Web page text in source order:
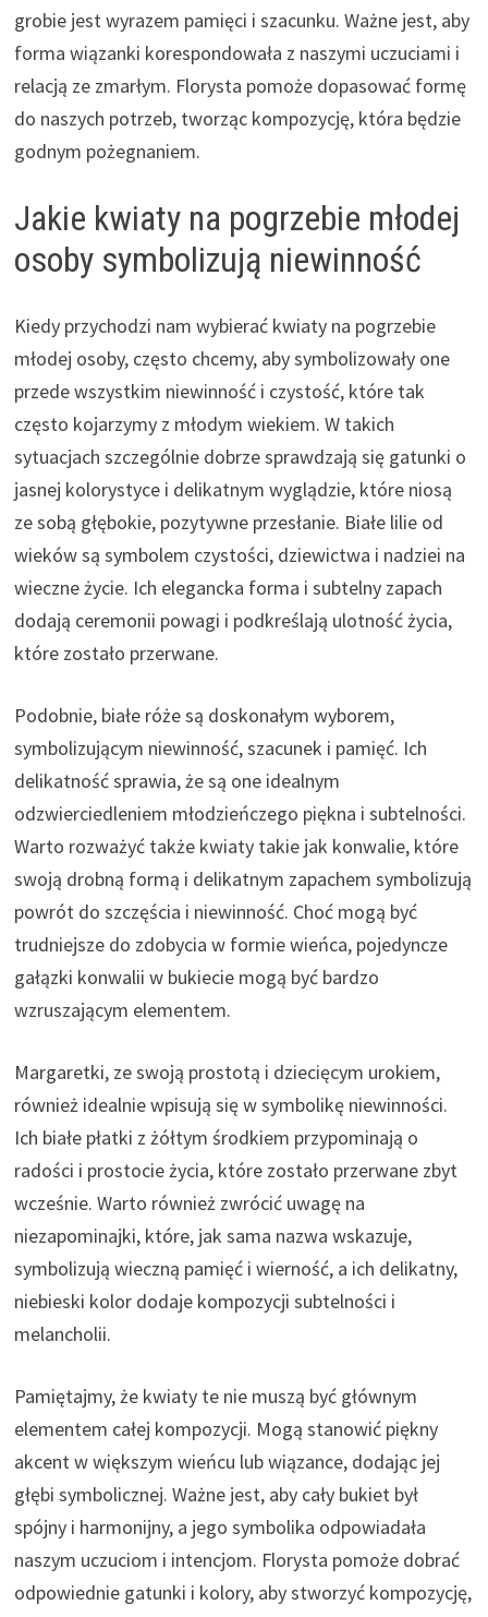
grobie jest wyrazem pamięci i szacunku. Ważne jest, aby
forma wiązanki korespondowała z naszymi uczuciami i
relacją ze zmarłym. Florysta pomoże dopasować formę
do naszych potrzeb, tworząc kompozycję, która będzie
godnym pożegnaniem.
Jakie kwiaty na pogrzebie młodej
osoby symbolizują niewinność
Kiedy przychodzi nam wybierać kwiaty na pogrzebie
młodej osoby, często chcemy, aby symbolizowały one
przede wszystkim niewinność i czystość, które tak
często kojarzymy z młodym wiekiem. W takich
sytuacjach szczególnie dobrze sprawdzają się gatunki o
jasnej kolorystyce i delikatnym wyglądzie, które niosą
ze sobą głębokie, pozytywne przesłanie. Białe lilie od
wieków są symbolem czystości, dziewictwa i nadziei na
wieczne życie. Ich elegancka forma i subtelny zapach
dodają ceremonii powagi i podkreślają ulotność życia,
które zostało przerwane.
Podobnie, białe róże są doskonałym wyborem,
symbolizującym niewinność, szacunek i pamięć. Ich
delikatność sprawia, że są one idealnym
odzwierciedleniem młodzieńczego piękna i subtelności.
Warto rozważyć także kwiaty takie jak konwalie, które
swoją drobną formą i delikatnym zapachem symbolizują
powrót do szczęścia i niewinność. Choć mogą być
trudniejsze do zdobycia w formie wieńca, pojedyncze
gałązki konwalii w bukiecie mogą być bardzo
wzruszającym elementem.
Margaretki, ze swoją prostotą i dziecięcym urokiem,
również idealnie wpisują się w symbolikę niewinności.
Ich białe płatki z żółtym środkiem przypominają o
radości i prostocie życia, które zostało przerwane zbyt
wcześnie. Warto również zwrócić uwagę na
niezapominajki, które, jak sama nazwa wskazuje,
symbolizują wieczną pamięć i wierność, a ich delikatny,
niebieski kolor dodaje kompozycji subtelności i
melancholii.
Pamiętajmy, że kwiaty te nie muszą być głównym
elementem całej kompozycji. Mogą stanowić piękny
akcent w większym wieńcu lub wiązance, dodając jej
głębi symbolicznej. Ważne jest, aby cały bukiet był
spójny i harmonijny, a jego symbolika odpowiadała
naszym uczuciom i intencjom. Florysta pomoże dobrać
odpowiednie gatunki i kolory, aby stworzyć kompozycję,